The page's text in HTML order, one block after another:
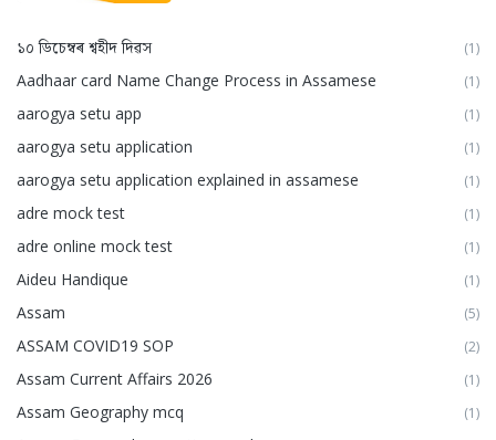
১০ ডিচেম্বৰ শ্বহীদ দিৱস (1)
Aadhaar card Name Change Process in Assamese (1)
aarogya setu app (1)
aarogya setu application (1)
aarogya setu application explained in assamese (1)
adre mock test (1)
adre online mock test (1)
Aideu Handique (1)
Assam (5)
ASSAM COVID19 SOP (2)
Assam Current Affairs 2026 (1)
Assam Geography mcq (1)